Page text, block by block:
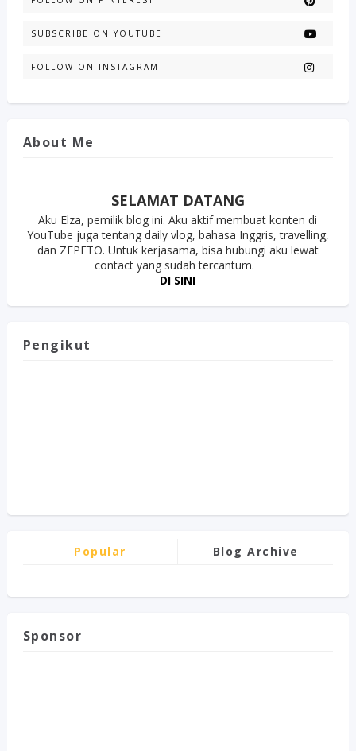
SUBSCRIBE ON YOUTUBE
FOLLOW ON INSTAGRAM
About Me
SELAMAT DATANG
Aku Elza, pemilik blog ini. Aku aktif membuat konten di
YouTube juga tentang daily vlog, bahasa Inggris, travelling,
dan ZEPETO. Untuk kerjasama, bisa hubungi aku lewat
contact yang sudah tercantum.
DI SINI
Pengikut
Popular Blog Archive
Sponsor